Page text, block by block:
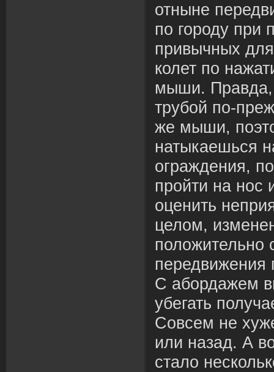
отныне
по городу при
привычных
колет по
мыши. Правда,
трубой по-
же мыши,
натыкаешься
ограждения,
пройти на нос
оценить
целом,
положительно
передвижения
С абордажем
убегать
Совсем не
или назад. А
стало